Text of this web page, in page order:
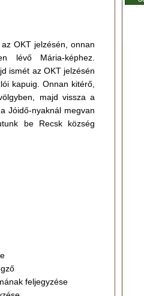
OKT jelzésén, onnan
lévő Mária-képhez.
ismét az OKT jelzésén
kapuig. Onnan kitérő,
majd vissza a
Jóidő-nyaknál megvan
be Recsk község
feljegyzése